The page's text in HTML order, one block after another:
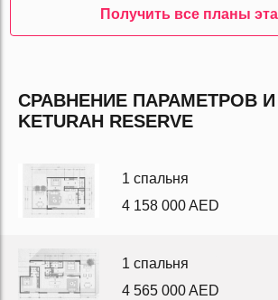
Получить все планы
СРАВНЕНИЕ ПАРАМЕТРОВ
KETURAH RESERVE
1 спальня
4 158 000 AED
1 спальня
4 565 000 AED